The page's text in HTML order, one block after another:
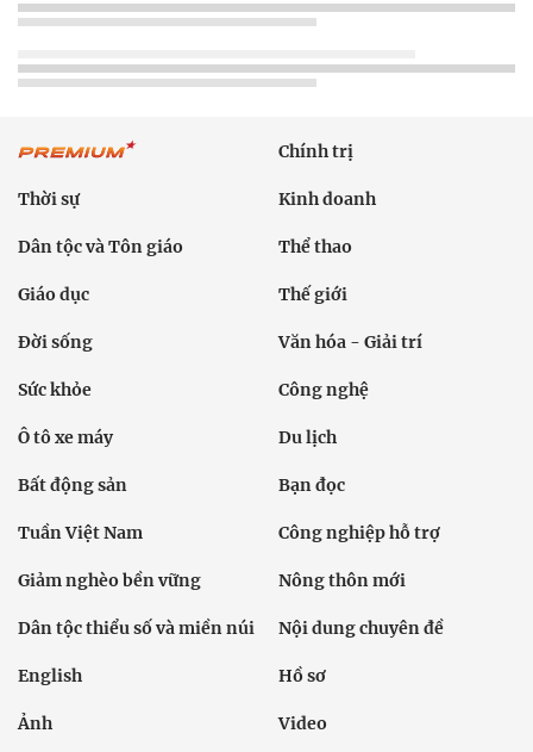
Chính trị
Thời sự Kinh doanh
Dân tộc và Tôn giáo Thể thao
Giáo dục Thế giới
Đời sống Văn hóa - Giải trí
Sức khỏe Công nghệ
Ô tô xe máy Du lịch
Bất động sản Bạn đọc
Tuần Việt Nam Công nghiệp hỗ trợ
Giảm nghèo bền vững Nông thôn mới
Dân tộc thiểu số và miền núi Nội dung chuyên đề
English Hồ sơ
Ảnh Video